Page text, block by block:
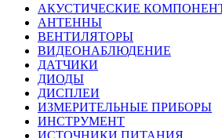
АКУСТИЧЕСКИЕ
АНТЕННЫ
ВЕНТИЛЯТОРЫ
ВИДЕОНАБЛЮДЕНИЕ
ДАТЧИКИ
ДИОДЫ
ДИСПЛЕИ
ИЗМЕРИТЕЛЬНЫЕ ПРИБОРЫ
ИНСТРУМЕНТ
ИСТОЧНИКИ ПИТАНИЯ